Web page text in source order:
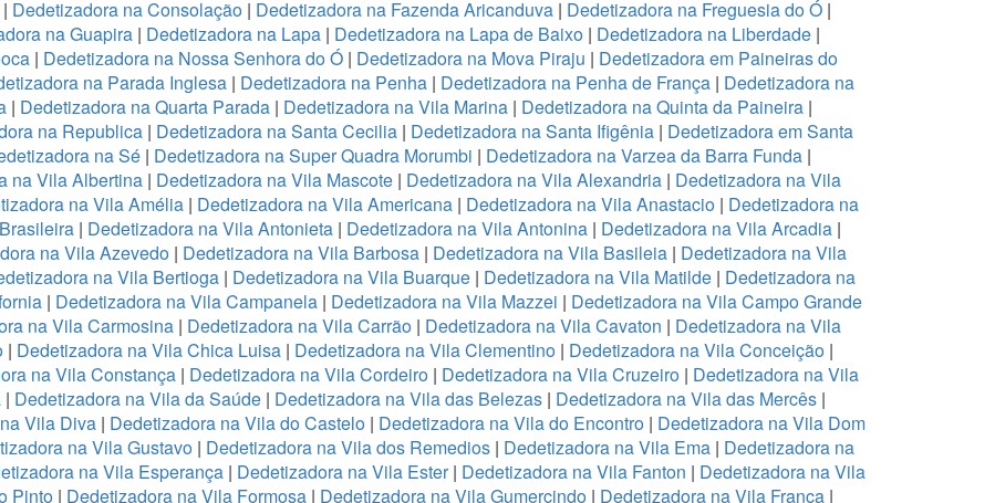
| Dedetizadora na Consolação | Dedetizadora na Fazenda Aricanduva | Dedetizadora na Freguesia do Ó |
na Guapira | Dedetizadora na Lapa | Dedetizadora na Lapa de Baixo | Dedetizadora na Liberdade |
| Dedetizadora na Nossa Senhora do Ó | Dedetizadora na Mova Piraju | Dedetizadora em Paineiras do
na Parada Inglesa | Dedetizadora na Penha | Dedetizadora na Penha de França | Dedetizadora na
| Dedetizadora na Quarta Parada | Dedetizadora na Vila Marina | Dedetizadora na Quinta da Paineira |
na Republica| Dedetizadora na Santa Cecilia| Dedetizadora na Santa Ifigênia | Dedetizadora em Santa
na Sé| Dedetizadora na Super Quadra Morumbi | Dedetizadora na Varzea da Barra Funda|
na Vila Albertina | Dedetizadora na Vila Mascote | Dedetizadora na Vila Alexandria | Dedetizadora na Vila
na Vila Amélia | Dedetizadora na Vila Americana| Dedetizadora na Vila Anastacio| Dedetizadora na
| Dedetizadora na Vila Antonieta | Dedetizadora na Vila Antonina | Dedetizadora na Vila Arcadia |
na Vila Azevedo | Dedetizadora na Vila Barbosa | Dedetizadora na Vila Basileia | Dedetizadora na Vila
na Vila Bertioga| Dedetizadora na Vila Buarque| Dedetizadora na Vila Matilde| Dedetizadora na
| Dedetizadora na Vila Campanela | Dedetizadora na Vila Mazzei | Dedetizadora na Vila Campo Grande
na Vila Carmosina| Dedetizadora na Vila Carrão| Dedetizadora na Vila Cavaton | Dedetizadora na Vila
| Dedetizadora na Vila Chica Luisa | Dedetizadora na Vila Clementino| Dedetizadora na Vila Conceição|
na Vila Constança| Dedetizadora na Vila Cordeiro| Dedetizadora na Vila Cruzeiro | Dedetizadora na Vila
| Dedetizadora na Vila da Saúde| Dedetizadora na Vila das Belezas| Dedetizadora na Vila das Mercês|
Vila Diva | Dedetizadora na Vila do Castelo | Dedetizadora na Vila do Encontro | Dedetizadora na Vila Dom
na Vila Gustavo | Dedetizadora na Vila dos Remedios | Dedetizadora na Vila Ema | Dedetizadora na
na Vila Esperança| Dedetizadora na Vila Ester| Dedetizadora na Vila Fanton | Dedetizadora na Vila
Pinto | Dedetizadora na Vila Formosa | Dedetizadora na Vila Gumercindo | Dedetizadora na Vila França |